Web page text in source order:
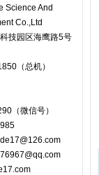
Science And
Co.,Ltd
园区海鹰路5号
（总机）
（微信号）